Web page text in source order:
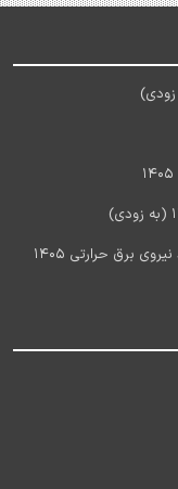
آخرین اخبار استخدام شرکت مادر تخصصی تولید نیروی برق حرارتی 1405